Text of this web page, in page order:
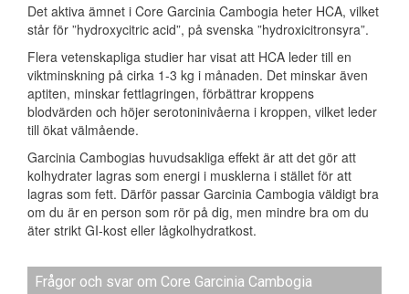
Det aktiva ämnet i Core Garcinia Cambogia heter HCA, vilket
står för ”hydroxycitric acid”, på svenska ”hydroxicitronsyra”.
Flera vetenskapliga studier har visat att HCA leder till en
viktminskning på cirka 1-3 kg i månaden. Det minskar även
aptiten, minskar fettlagringen, förbättrar kroppens
blodvärden och höjer serotoninivåerna i kroppen, vilket leder
till ökat välmående.
Garcinia Cambogias huvudsakliga effekt är att det gör att
kolhydrater lagras som energi i musklerna i stället för att
lagras som fett. Därför passar Garcinia Cambogia väldigt bra
om du är en person som rör på dig, men mindre bra om du
äter strikt GI-kost eller lågkolhydratkost.
Frågor och svar om Core Garcinia Cambogia